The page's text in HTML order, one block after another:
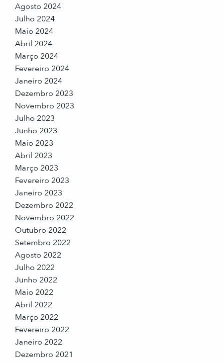
Agosto 2024
Julho 2024
Maio 2024
Abril 2024
Março 2024
Fevereiro 2024
Janeiro 2024
Dezembro 2023
Novembro 2023
Julho 2023
Junho 2023
Maio 2023
Abril 2023
Março 2023
Fevereiro 2023
Janeiro 2023
Dezembro 2022
Novembro 2022
Outubro 2022
Setembro 2022
Agosto 2022
Julho 2022
Junho 2022
Maio 2022
Abril 2022
Março 2022
Fevereiro 2022
Janeiro 2022
Dezembro 2021